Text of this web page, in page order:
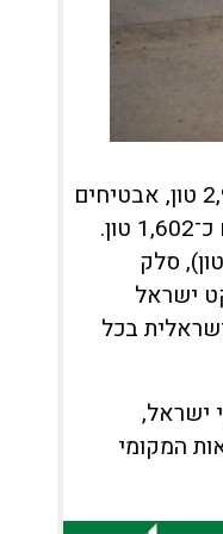
בין סוגי התוצרת הבולטים שניצלו במהלך השנה החולפת בלטו במיוחד הבצל עם כ־2,981 טון, אבטיחים
עם כ־2,334 טון, תפוחי אדמה עם כ־1,741 טון, מלפפונים עם כ־1,685 טון ופומליות עם כ־1,602 טון.
עוד נאספו כמויות גדולות של מנגו (כ־1,536 טון), חצילים (כ־1,279 טון), גזר (כ־1,273 טון), סלק
טון) ופלפלים (כ־858 טון). בלקט ישראל
בכל
ישראל,
המקומי